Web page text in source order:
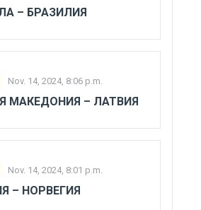
– БРАЗИЛИЯ
Nov. 14, 2024, 8:06 p.m.
МАКЕДОНИЯ – ЛАТВИЯ
Nov. 14, 2024, 8:01 p.m.
– НОРВЕГИЯ